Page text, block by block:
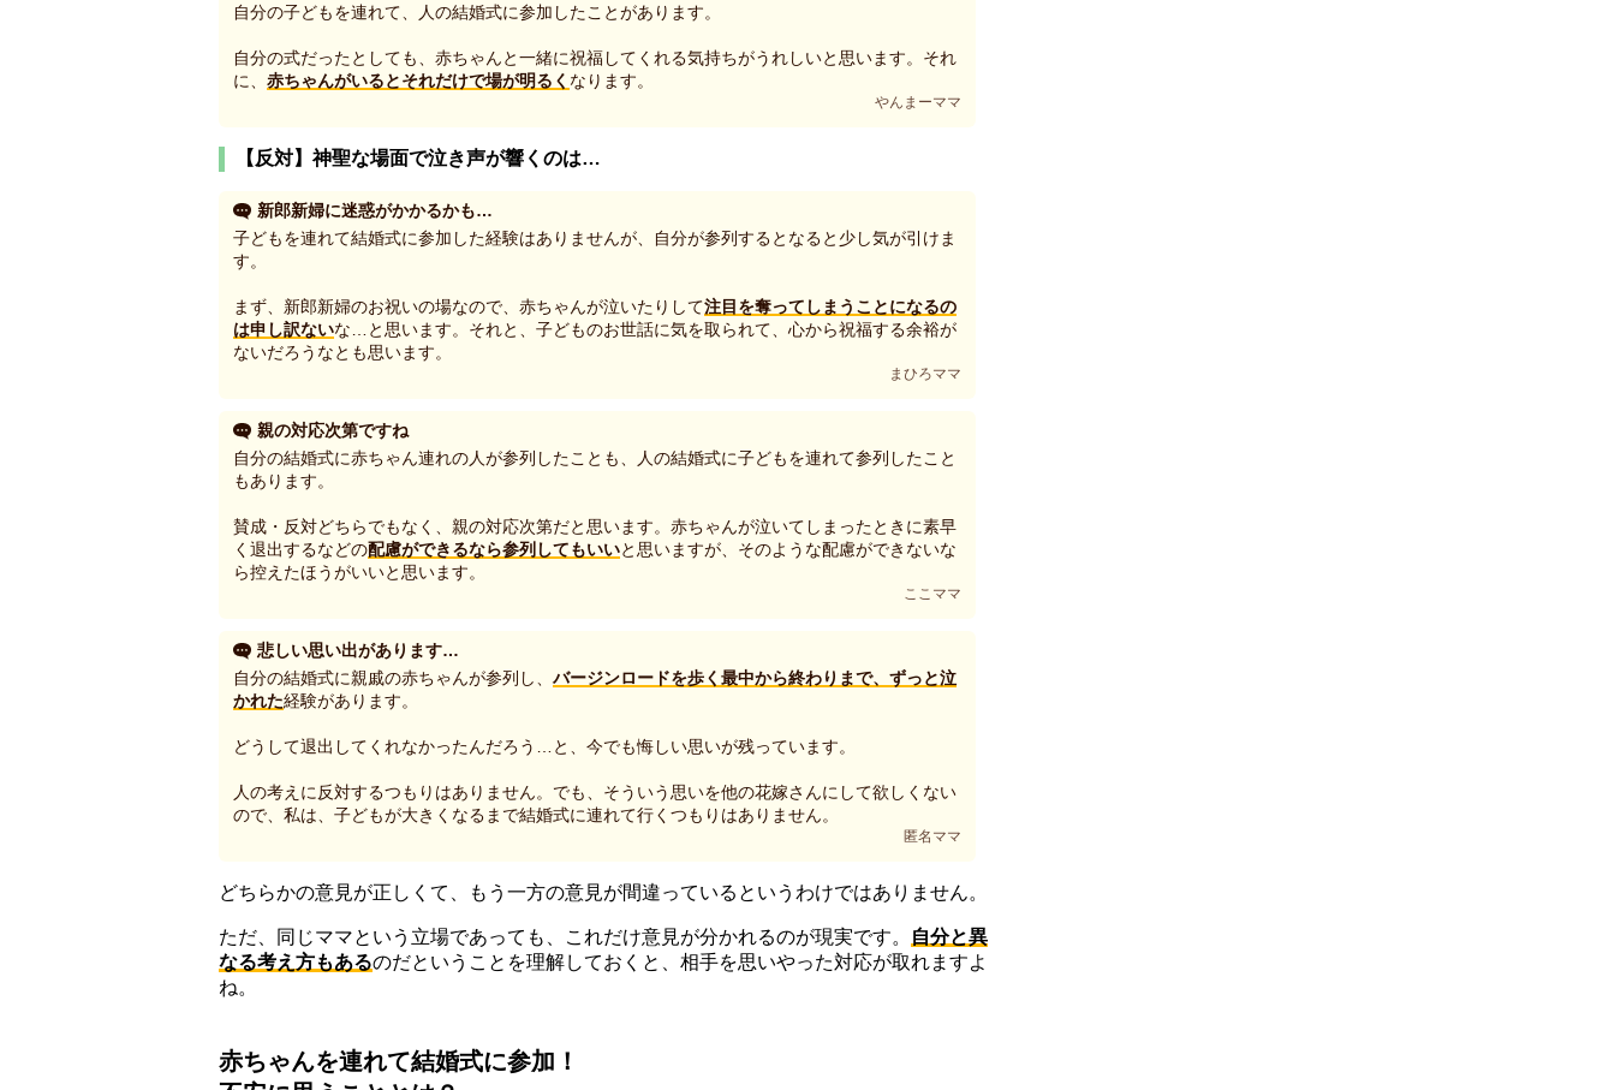
自分の子どもを連れて、人の結婚式に参加したことがあります。
自分の式だったとしても、赤ちゃんと一緒に祝福してくれる気持ちがうれしいと思います。それ
に、 赤ちゃんがいるとそれだけで場が明るく なります。
やんまーママ
【反対】神聖な場面で泣き声が響くのは…
新郎新婦に迷惑がかかるかも…
子どもを連れて結婚式に参加した経験はありませんが、自分が参列するとなると少し気が引けま
す。
まず、新郎新婦のお祝いの場なので、赤ちゃんが泣いたりして注目を奪ってしまうことになるの
は申し訳ないな…と思います。それと、子どものお世話に気を取られて、心から祝福する余裕が
ないだろうなとも思います。
まひろママ
親の対応次第ですね
自分の結婚式に赤ちゃん連れの人が参列したことも、人の結婚式に子どもを連れて参列したこと
もあります。
賛成・反対どちらでもなく、親の対応次第だと思います。赤ちゃんが泣いてしまったときに素早
く退出するなどの配慮ができるなら参列してもいいと思いますが、そのような配慮ができないな
ら控えたほうがいいと思います。
ここママ
悲しい思い出があります…
自分の結婚式に親戚の赤ちゃんが参列し、 バージンロードを歩く最中から終わりまで、ずっと泣
かれた経験があります。
どうして退出してくれなかったんだろう…と、今でも悔しい思いが残っています。
人の考えに反対するつもりはありません。でも、そういう思いを他の花嫁さんにして欲しくない
ので、私は、子どもが大きくなるまで結婚式に連れて行くつもりはありません。
匿名ママ
どちらかの意見が正しくて、もう一方の意見が間違っているというわけではありません。
ただ、同じママという立場であっても、これだけ意見が分かれるのが現実です。
自分と異
なる考え方もあるのだということを理解しておくと、相手を思いやった対応が取れますよ
ね。
赤ちゃんを連れて結婚式に参加！